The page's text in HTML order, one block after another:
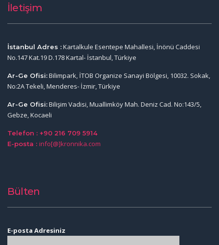
İletişim
İstanbul Adres :Kartalkule Esentepe Mahallesi, İnönü Caddesi
No.147 Kat.19 D.178 Kartal- İstanbul, Türkiye
Ar-Ge Ofisi:Bilimpark, İTOB Organize Sanayi Bölgesi, 10032. Sokak,
No:2A Tekeli, Menderes- İzmir, Türkiye
Ar-Ge Ofisi:Bilişim Vadisi, Muallimköy Mah. Deniz Cad. No:143/5,
Gebze, Kocaeli
Telefon : +90 216 709 5914
E-posta : info[@]kronnika.com
Bülten
E-posta Adresiniz